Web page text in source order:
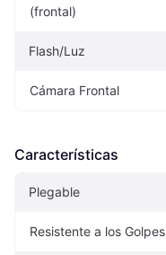
(frontal)
Flash/Luz
Cámara Frontal
Características
Plegable
Resistente a los Golpes